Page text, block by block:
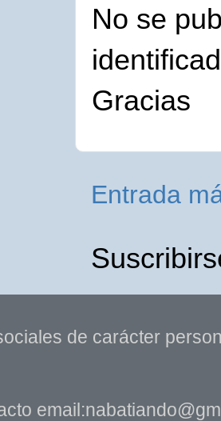
No se
Gracias
Entrada
de carácter